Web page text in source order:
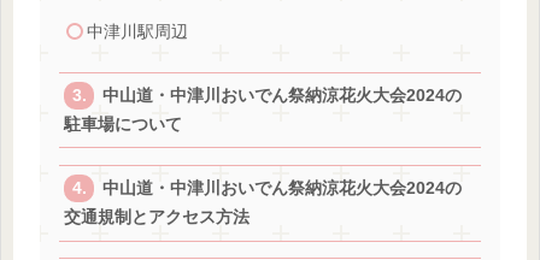
中津川駅周辺
中山道・中津川おいでん祭納涼花火大会2024の
駐車場について
中山道・中津川おいでん祭納涼花火大会2024の
交通規制とアクセス方法